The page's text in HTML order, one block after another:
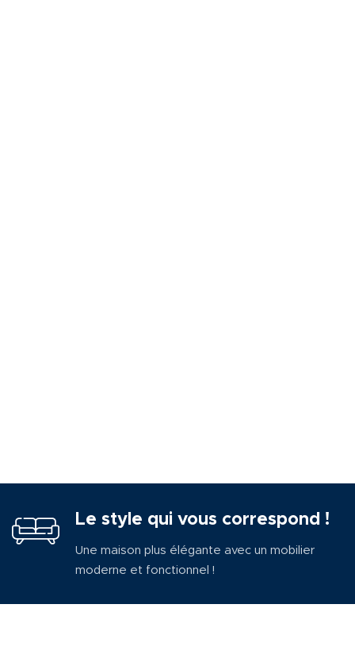
Le style qui vous correspond !
Une maison plus élégante avec un mobilier
moderne et fonctionnel !